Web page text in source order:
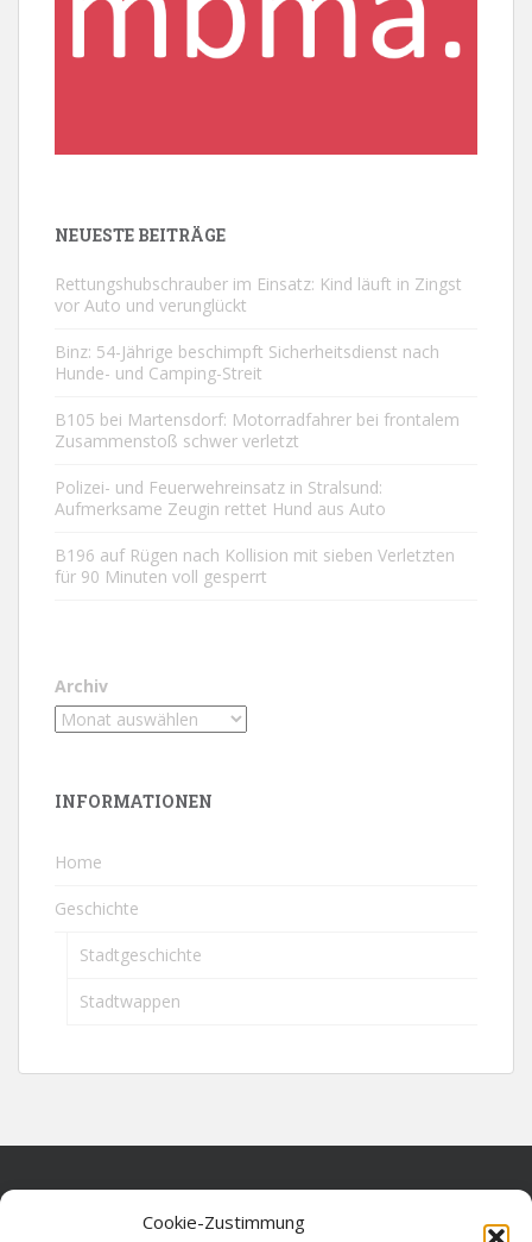
Cookie-Zustimmung
NEUESTE BEITRÄGE
Rettungshubschrauber im Einsatz: Kind läuft in Zingst
vor Auto und verunglückt
Binz: 54-Jährige beschimpft Sicherheitsdienst nach
Hunde- und Camping-Streit
B105 bei Martensdorf: Motorradfahrer bei frontalem
Zusammenstoß schwer verletzt
Polizei- und Feuerwehreinsatz in Stralsund:
Aufmerksame Zeugin rettet Hund aus Auto
B196 auf Rügen nach Kollision mit sieben Verletzten
für 90 Minuten voll gesperrt
Archiv
INFORMATIONEN
Home
Geschichte
Stadtgeschichte
Stadtwappen